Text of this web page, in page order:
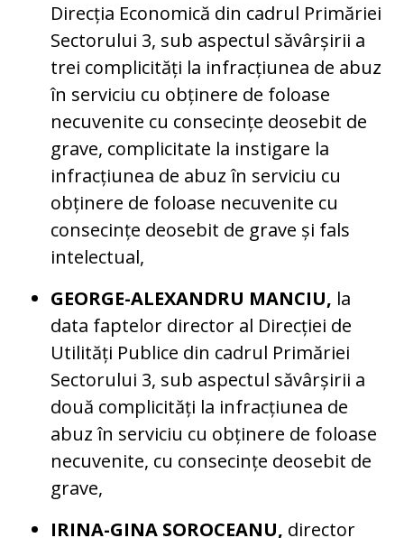
Direcția Economică din cadrul Primăriei
Sectorului 3, sub aspectul săvârșirii a
trei complicități la infracțiunea de abuz
în serviciu cu obținere de foloase
necuvenite cu consecințe deosebit de
grave, complicitate la instigare la
infracțiunea de abuz în serviciu cu
obținere de foloase necuvenite cu
consecințe deosebit de grave și fals
intelectual,
GEORGE-ALEXANDRU MANCIU, la
data faptelor director al Direcției de
Utilități Publice din cadrul Primăriei
Sectorului 3, sub aspectul săvârșirii a
două complicități la infracțiunea de
abuz în serviciu cu obținere de foloase
necuvenite, cu consecințe deosebit de
grave,
IRINA-GINA SOROCEANU, director